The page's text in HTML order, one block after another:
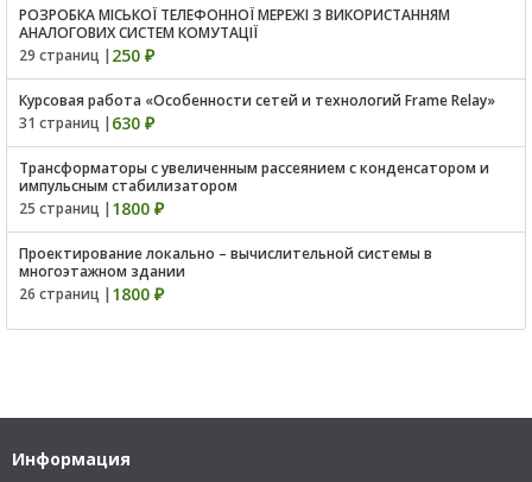
РОЗРОБКА МІСЬКОЇ ТЕЛЕФОННОЇ МЕРЕЖІ З ВИКОРИСТАННЯМ
АНАЛОГОВИХ СИСТЕМ КОМУТАЦІЇ
29 страниц | 250 ₽
Курсовая работа «Особенности сетей и технологий Frame Relay»
31 страниц | 630 ₽
Трансформаторы с увеличенным рассеянием с конденсатором и
импульсным стабилизатором
25 страниц | 1800 ₽
Проектирование локально – вычислительной системы в
многоэтажном здании
26 страниц | 1800 ₽
Информация